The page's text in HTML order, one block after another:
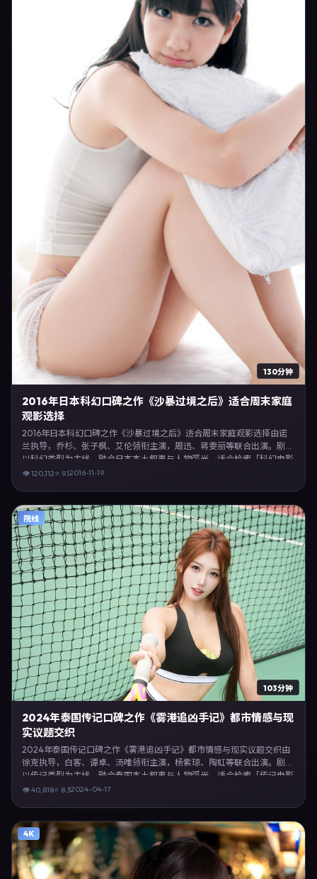
130分钟
2016年日本科幻口碑之作《沙暴过境之后》适合周末家庭
观影选择
2016年日本科幻口碑之作《沙暴过境之后》适合周末家庭观影选择由诺
兰执导，乔杉、张子枫、艾伦领衔主演，周迅、蒋雯丽等联合出演。剧情
以科幻类型为主线，融合日本本土叙事与人物弧光，适合检索「科幻电影
日本 诺兰 乔杉」等关键词的观众。2016年11月19日日本首映礼举办，全
👁120,112⭐ 9.12016-11-19
院线
103分钟
2024年泰国传记口碑之作《雾港追凶手记》都市情感与现
实议题交织
2024年泰国传记口碑之作《雾港追凶手记》都市情感与现实议题交织由
徐克执导，白客、谭卓、汤唯领衔主演，杨紫琼、陶虹等联合出演。剧情
以传记类型为主线，融合泰国本土叙事与人物弧光，适合检索「传记电影
泰国 徐克 白客」等关键词的观众。2024年4月17日起在泰国地区网络平
👁40,818⭐ 8.32024-04-17
4K